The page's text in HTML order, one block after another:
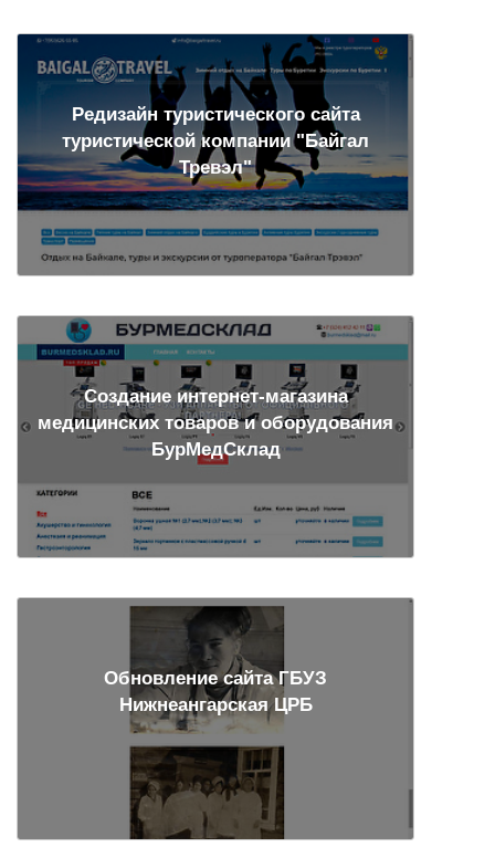
Редизайн туристического сайта
туристической компании "Байгал
Тревэл"
Создание интернет-магазина
медицинских товаров и оборудования
БурМедСклад
Обновление сайта ГБУЗ
Нижнеангарская ЦРБ